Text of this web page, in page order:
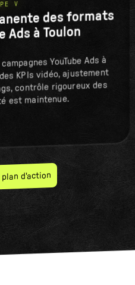
V
des formats
Ads à Toulon
YouTube Ads à
KPIs vidéo, ajustement
contrôle rigoureux des
est maintenue.
d'action